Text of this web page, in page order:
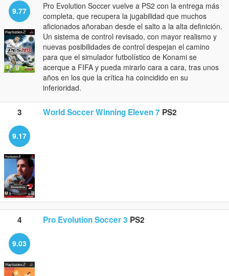
9.77
Pro Evolution Soccer vuelve a PS2 con la entrega más
completa, que recupera la jugabilidad que muchos
aficionados añoraban desde el salto a la alta definición.
Un sistema de control revisado, con mayor realismo y
nuevas posibilidades de control despejan el camino
para que el simulador futbolístico de Konami se
acerque a FIFA y pueda mirarlo cara a cara, tras unos
años en los que la crítica ha coincidido en su
inferioridad.
3 World Soccer Winning Eleven 7 PS2
9.17
4 Pro Evolution Soccer 3 PS2
9.03